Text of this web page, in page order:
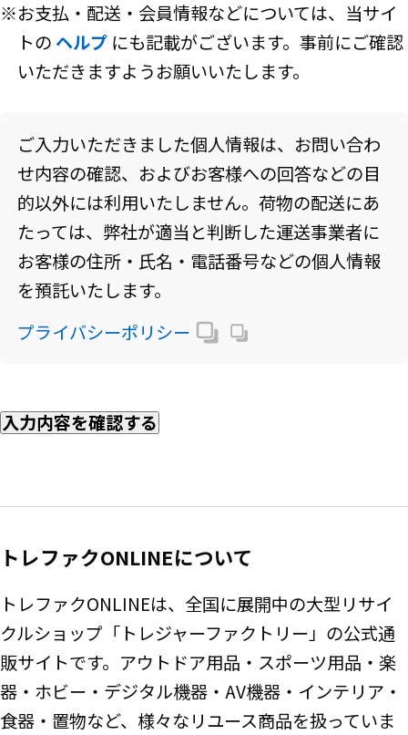
※お支払・配送・会員情報などについては、当サイ
トの ヘルプ にも記載がございます。事前にご確認
いただきますようお願いいたします。
ご入力いただきました個人情報は、お問い合わ
せ内容の確認、およびお客様への回答などの目
的以外には利用いたしません。荷物の配送にあ
たっては、弊社が適当と判断した運送事業者に
お客様の住所・氏名・電話番号などの個人情報
を預託いたします。
プライバシーポリシー
入力内容を確認する
トレファクONLINEについて
トレファクONLINEは、全国に展開中の大型リサイ
クルショップ「トレジャーファクトリー」の公式通
販サイトです。アウトドア用品・スポーツ用品・楽
器・ホビー・デジタル機器・AV機器・インテリア・
食器・置物など、様々なリユース商品を扱っていま